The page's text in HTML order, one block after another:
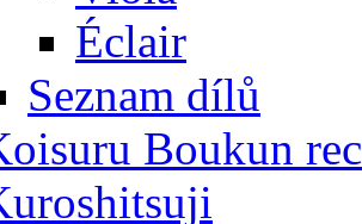
Éclair
Seznam dílů
Boukun